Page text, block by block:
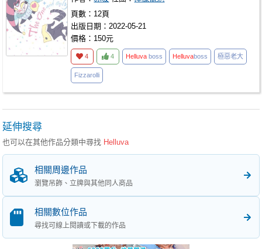
頁數：12頁
出版日期：2022-05-21
價格：150元
4 4 Helluva boss Helluvaboss 極惡老大
Fizzarolli
延伸搜尋
也可以在其他作品分類中尋找 Helluva
相關周邊作品
瀏覽吊飾、立牌與其他同人商品
相關數位作品
尋找可線上閱讀或下載的作品